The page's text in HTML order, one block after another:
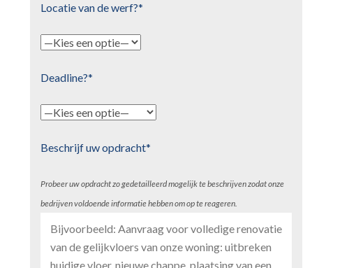
Locatie van de werf?*
Deadline?*
Beschrijf uw opdracht*
Probeer uw opdracht zo gedetailleerd mogelijk te beschrijven zodat onze
bedrijven voldoende informatie hebben om op te reageren.